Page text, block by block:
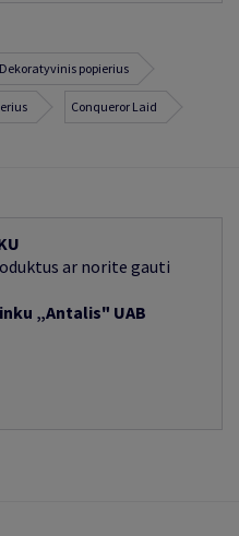
Dekoratyvinis popierius
Conqueror Laid
ar norite gauti
„Antalis" UAB